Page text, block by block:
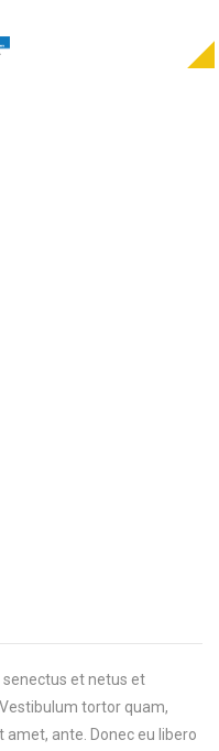
et netus et
tortor quam,
ante. Donec eu libero